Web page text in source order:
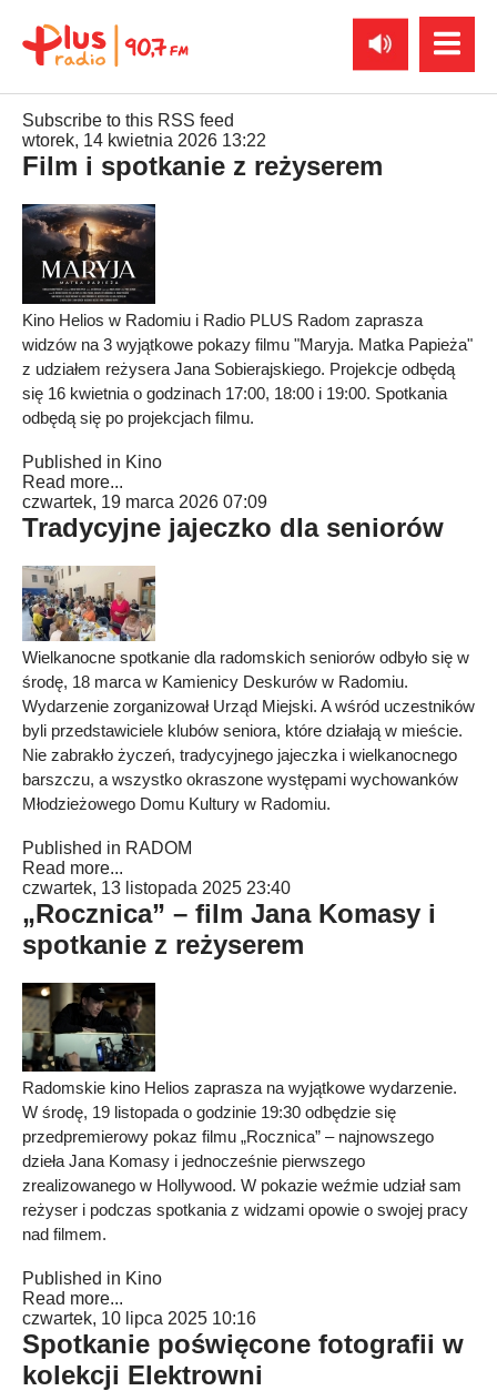
Subscribe to this RSS feed
wtorek, 14 kwietnia 2026 13:22
Film i spotkanie z reżyserem
Kino Helios w Radomiu i Radio PLUS Radom zaprasza
widzów na 3 wyjątkowe pokazy filmu "Maryja. Matka Papieża"
z udziałem reżysera Jana Sobierajskiego. Projekcje odbędą
się 16 kwietnia o godzinach 17:00, 18:00 i 19:00. Spotkania
odbędą się po projekcjach filmu.
Published in Kino
Read more...
czwartek, 19 marca 2026 07:09
Tradycyjne jajeczko dla seniorów
Wielkanocne spotkanie dla radomskich seniorów odbyło się w
środę, 18 marca w Kamienicy Deskurów w Radomiu.
Wydarzenie zorganizował Urząd Miejski. A wśród uczestników
byli przedstawiciele klubów seniora, które działają w mieście.
Nie zabrakło życzeń, tradycyjnego jajeczka i wielkanocnego
barszczu, a wszystko okraszone występami wychowanków
Młodzieżowego Domu Kultury w Radomiu.
Published in RADOM
Read more...
czwartek, 13 listopada 2025 23:40
„Rocznica” – film Jana Komasy i
spotkanie z reżyserem
Radomskie kino Helios zaprasza na wyjątkowe wydarzenie.
W środę, 19 listopada o godzinie 19:30 odbędzie się
przedpremierowy pokaz filmu „Rocznica” – najnowszego
dzieła Jana Komasy i jednocześnie pierwszego
zrealizowanego w Hollywood. W pokazie weźmie udział sam
reżyser i podczas spotkania z widzami opowie o swojej pracy
nad filmem.
Published in Kino
Read more...
czwartek, 10 lipca 2025 10:16
Spotkanie poświęcone fotografii w
kolekcji Elektrowni